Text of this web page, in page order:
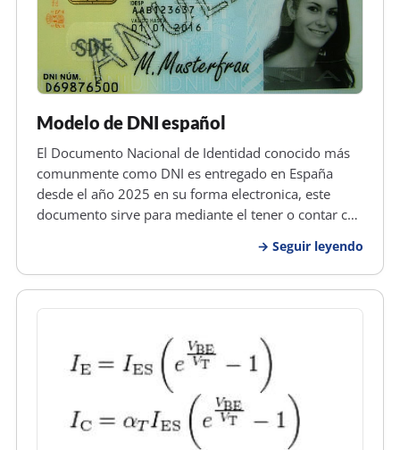
Modelo de DNI español
El Documento Nacional de Identidad conocido más
comunmente como DNI es entregado en España
desde el año 2025 en su forma electronica, este
documento sirve para mediante el tener o contar con
documento cuenta con tres niveles de seguridad,
estos están repartidos en tres n…
Seguir leyendo